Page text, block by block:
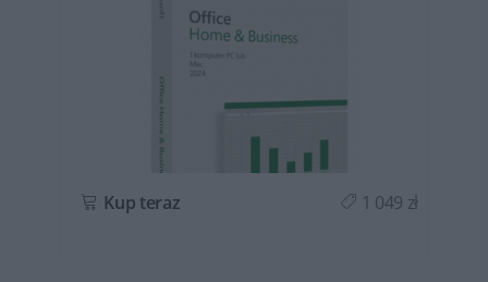
Kup teraz 1 049 zł